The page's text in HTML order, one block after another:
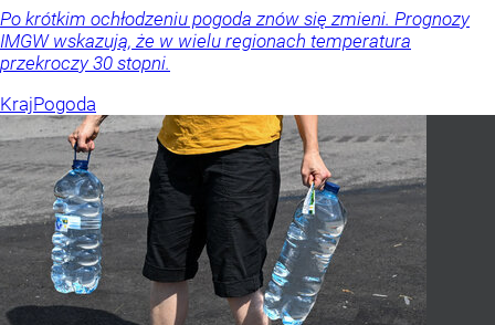
Po krótkim ochłodzeniu pogoda znów się zmieni. Prognozy
IMGW wskazują, że w wielu regionach temperatura
przekroczy 30 stopni.
KrajPogoda